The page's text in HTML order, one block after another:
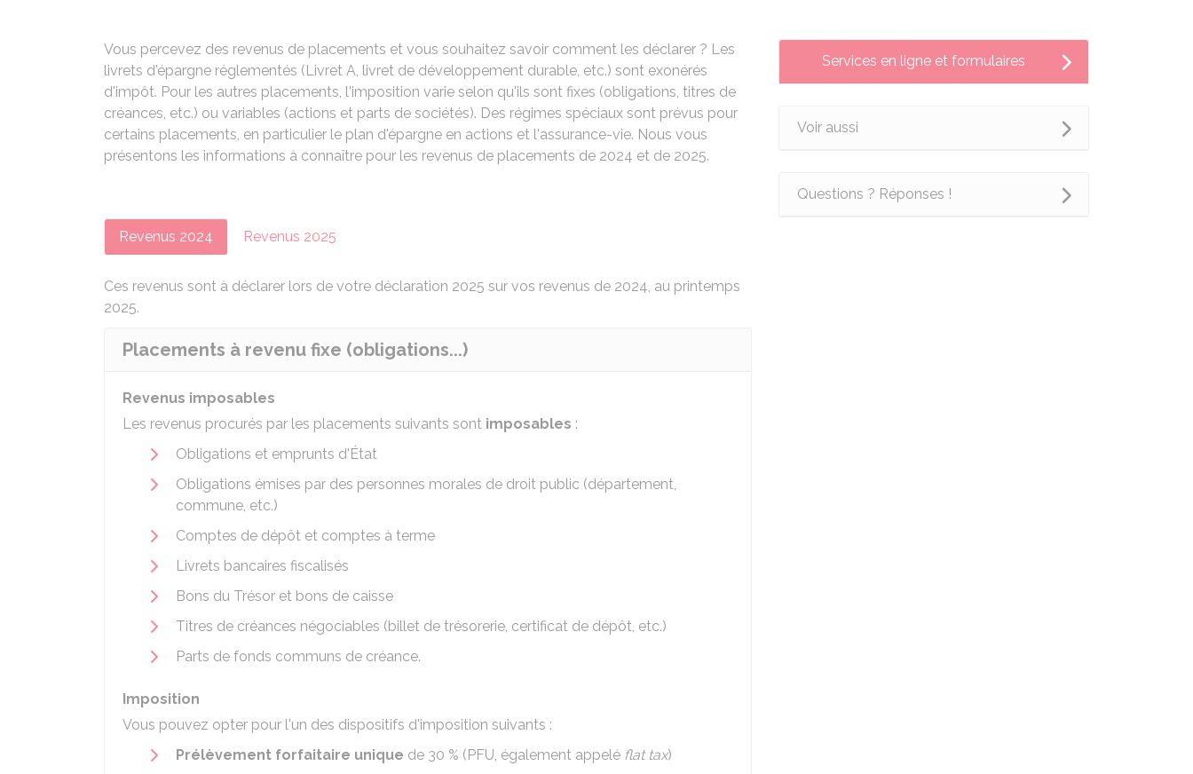
Vous percevez des revenus de placements et vous souhaitez savoir comment les déclarer ? Les
livrets d'épargne réglementés (Livret A, livret de développement durable, etc.) sont exonérés
d'impôt. Pour les autres placements, l'imposition varie selon qu'ils sont fixes (obligations, titres de
créances, etc.) ou variables (actions et parts de sociétés). Des régimes spéciaux sont prévus pour
certains placements, en particulier le plan d'épargne en actions et l'assurance-vie. Nous vous
présentons les informations à connaître pour les revenus de placements de 2024 et de 2025.
Revenus 2024 Revenus 2025
Ces revenus sont à déclarer lors de votre déclaration 2025 sur vos revenus de 2024, au printemps
2025.
Placements à revenu fixe (obligations...)
Revenus imposables
Les revenus procurés par les placements suivants sont imposables :
Obligations et emprunts d'État
Obligations émises par des personnes morales de droit public (département,
commune, etc.)
Comptes de dépôt et comptes à terme
Livrets bancaires fiscalisés
Bons du Trésor et bons de caisse
Titres de créances négociables (billet de trésorerie, certificat de dépôt, etc.)
Parts de fonds communs de créance.
Imposition
Vous pouvez opter pour l'un des dispositifs d'imposition suivants :
Prélèvement forfaitaire unique de 30 % (PFU, également appelé flat tax)
Services en ligne et formulaires
Voir aussi
Questions ? Réponses !